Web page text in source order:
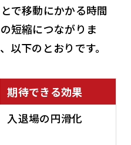
で移動にかかる時間
短縮につながりま
以下のとおりです。
期待できる効果
入退場の円滑化